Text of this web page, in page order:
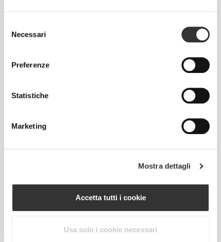
delNecessari
Preferenze
Statistiche
Marketing
Mostra dettagli
Accetta tutti i cookie
Usa solo i cookie necessari
liberamente ogni giorno, questo è il